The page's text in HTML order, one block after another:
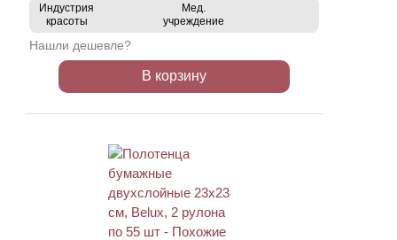
Индустрия
красоты
Мед.
учреждение
Нашли дешевле?
В корзину